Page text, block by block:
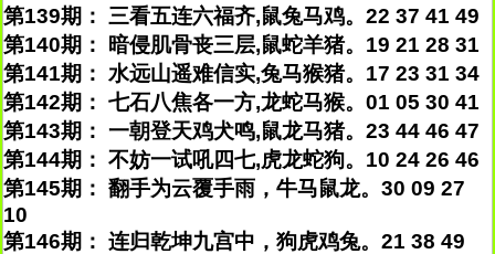
第139期： 三看五连六福齐,鼠兔马鸡。22 37 41 49
第140期： 暗侵肌骨丧三层,鼠蛇羊猪。19 21 28 31
第141期： 水远山遥难信实,兔马猴猪。17 23 31 34
第142期： 七石八焦各一方,龙蛇马猴。01 05 30 41
第143期： 一朝登天鸡犬鸣,鼠龙马猪。23 44 46 47
第144期： 不妨一试吼四七,虎龙蛇狗。10 24 26 46
第145期： 翻手为云覆手雨，牛马鼠龙。30 09 27
10
第146期： 连归乾坤九宫中，狗虎鸡兔。21 38 49